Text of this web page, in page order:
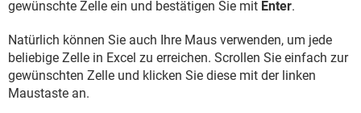
gewünschte Zelle ein und bestätigen Sie mit Enter.
Natürlich können Sie auch Ihre Maus verwenden, um jede
beliebige Zelle in Excel zu erreichen. Scrollen Sie einfach zur
gewünschten Zelle und klicken Sie diese mit der linken
Maustaste an.